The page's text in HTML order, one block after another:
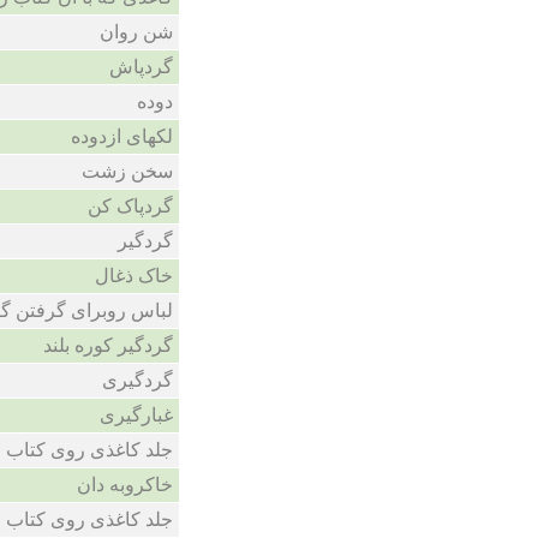
شن روان
گردپاش
دوده
لکهای ازدوده
سخن زشت
گردپاک کن
گردگیر
خاک ذغال
لباس روبرای گرفتن
گردگیر کوره بلند
گردگیری
غبارگیری
جلد کاغذی روی کتاب
خاکروبه دان
جلد کاغذی روی کتاب